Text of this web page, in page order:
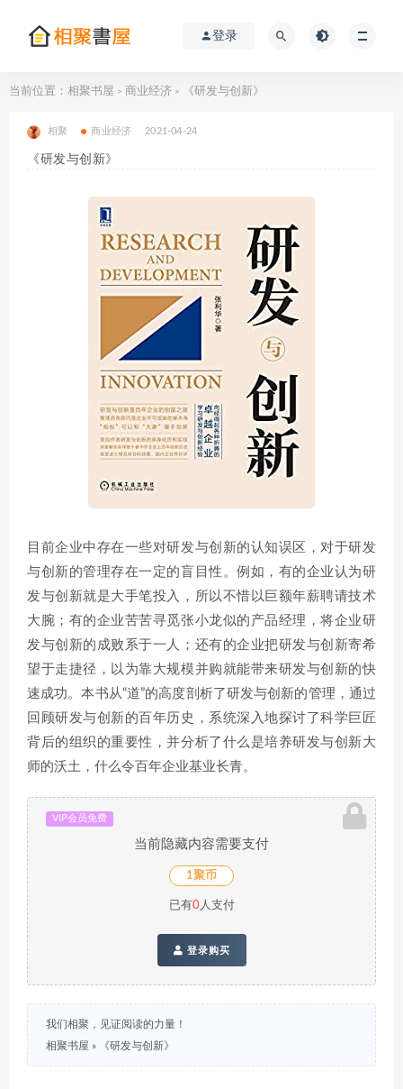
登录
当前位置： 相聚书屋 > 商业经济 > 《研发与创新》
相聚 商业经济 2021-04-24
《研发与创新》
目前企业中存在一些对研发与创新的认知误区，对于研发
与创新的管理存在一定的盲目性。例如，有的企业认为研
发与创新就是大手笔投入，所以不惜以巨额年薪聘请技术
大腕；有的企业苦苦寻觅张小龙似的产品经理，将企业研
发与创新的成败系于一人；还有的企业把研发与创新寄希
望于走捷径，以为靠大规模并购就能带来研发与创新的快
速成功。本书从“道”的高度剖析了研发与创新的管理，通过
回顾研发与创新的百年历史，系统深入地探讨了科学巨匠
背后的组织的重要性，并分析了什么是培养研发与创新大
师的沃土，什么令百年企业基业长青。
VIP会员免费
当前隐藏内容需要支付
1聚币
已有0人支付
登录购买
我们相聚，见证阅读的力量！
相聚书屋 » 《研发与创新》